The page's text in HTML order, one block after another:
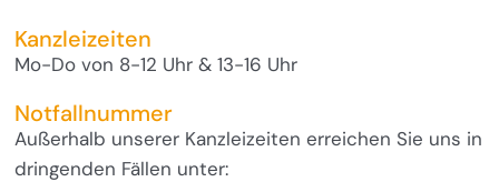
Kanzleizeiten
Mo-Do von 8-12 Uhr & 13-16 Uhr
Notfallnummer
Außerhalb unserer Kanzleizeiten erreichen Sie uns in
dringenden Fällen unter: